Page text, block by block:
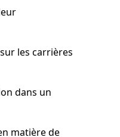
les carrières
dans un
matière de